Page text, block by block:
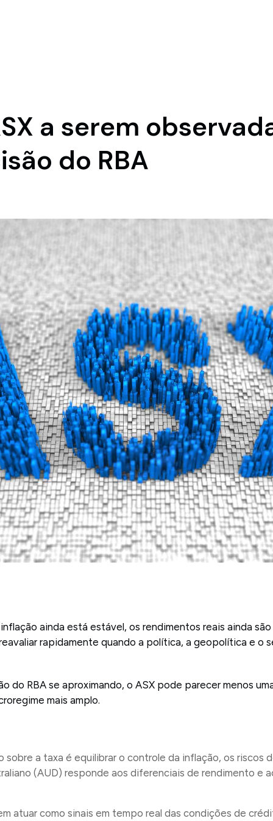
a serem
do RBA
ainda está estável, os rendimentos reais ainda
rapidamente quando a política, a geopolítica e o
do RBA se aproximando, o ASX pode parecer menos
mais amplo.
sobre a taxa é equilibrar o controle da inflação, os riscos
(AUD) responde aos diferenciais de rendimento e
atuar como sinais em tempo real das condições de